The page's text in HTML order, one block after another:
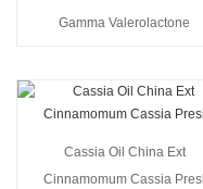
Gamma Valerolactone
Cassia Oil China Ext
Cinnamomum Cassia Presl